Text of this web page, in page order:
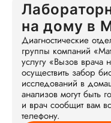
на дому в
Диагностические
группы компаний
услугу «Вызов врача
осуществить забор
исследований в
анализов могут быть
и врач сообщит вам
телефону.